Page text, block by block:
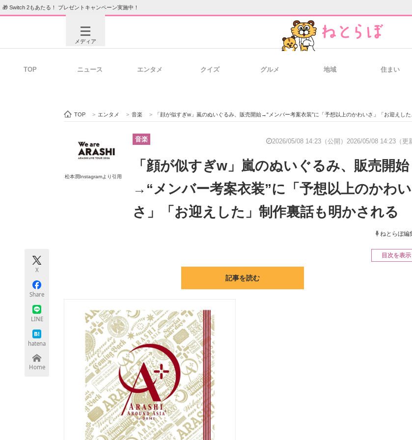
🎁 Switch 2もあたる！ プレゼントキャンペーン実施中！
メディア
ビジネスと働き方のヒント 経
ITエンジニア向け専門サイト 企業向けIT製品の総合サイト IT製品の技術・比較・事例 製
エ
TOP ニュース エンタメ クイズ グルメ 地域 住まい
TOP > エンタメ > 音楽 > 「顔が似すぎw」嵐のぬいぐるみ、販売開始→“メンバー考案衣装”に「予想以上のかわいさ」「お迎えした」制作裏話も明かされる
松本潤Instagramより引用
音楽 2026/05/08 14:23（公開） 2026/05/08 14:23（更
「顔が似すぎw」嵐のぬいぐるみ、販売開始
→“メンバー考案衣装”に「予想以上のかわい
さ」「お迎えした」制作裏話も明かされる
ねとらぼ編
X
Share
LINE
hatena
Home
目次を表示
記事を読む